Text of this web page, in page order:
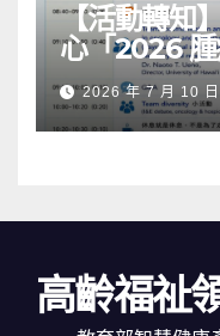
【活動轉知
心「2026
2026 年 7 月 10 日
高齡福祉